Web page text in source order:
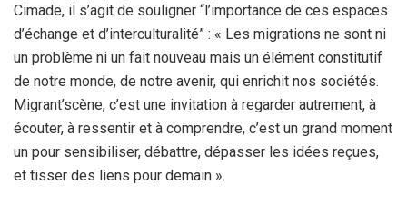
Cimade, il s’agit de souligner “l’importance de ces espaces
d’échange et d’interculturalité” : « Les migrations ne sont ni
un problème ni un fait nouveau mais un élément constitutif
de notre monde, de notre avenir, qui enrichit nos sociétés.
Migrant’scène, c’est une invitation à regarder autrement, à
écouter, à ressentir et à comprendre, c’est un grand moment
un pour sensibiliser, débattre, dépasser les idées reçues,
et tisser des liens pour demain ».